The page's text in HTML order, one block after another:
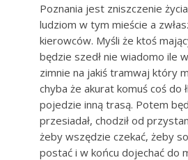
Poznania jest zniszczenie
ludziom w tym mieście a
kierowców. Myśli że ktoś
będzie szedł nie wiadomo ile
zimnie na jakiś tramwaj który
chyba że akurat komuś coś do
pojedzie inną trasą. Potem
przesiadał, chodził od
żeby wszędzie czekać, żeby
postać i w końcu dojechać do